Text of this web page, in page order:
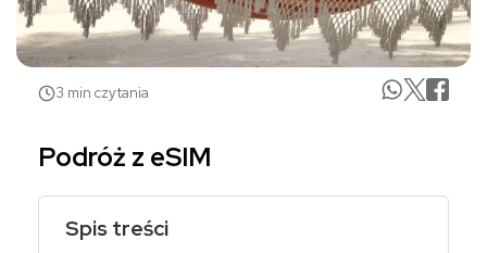
3 min czytania
Podróż z eSIM
Spis treści